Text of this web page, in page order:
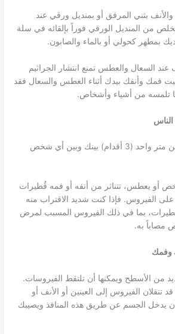
بثني المرفق أو بمنديل ورقي عند
من المنديل الورقي فوراً بإلقائه في سلة
بمطهر كحولي أو بالماء والصابون.
عند السعال والعطس تمنع انتشار الجراثيم
فمك وأنفك بيدك أثناء العطس والسعال فقد
تلمسه من أشياء وأشخاص.
احتفظ بمسافة لا تقل عن متر واحد (3 أقدام) بينك وبين أي شخص
أو يعطس، تتناثر من أنفه أو فمه قُطيرات
الفيروس. فإذا كنت شديد الاقتراب منه
بما في ذلك الفيروس المسبب لمرض
وفمك
من الأسطح ويمكنها أن تلتقط الفيروسات.
قد تنقلان الفيروس إلى العينين أو الأنف أو
يدخل الجسم عن طريق هذه المنافذ ويصيبك